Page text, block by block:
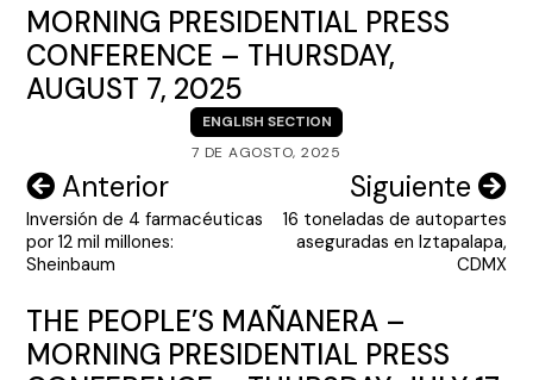
MORNING PRESIDENTIAL PRESS
CONFERENCE – THURSDAY,
AUGUST 7, 2025
ENGLISH SECTION
7 DE AGOSTO, 2025
Navegación
de
entradas
Anterior
Inversión de 4 farmacéuticas
por 12 mil millones:
Sheinbaum
Siguiente
16 toneladas de autopartes
aseguradas en Iztapalapa,
CDMX
THE PEOPLE’S MAÑANERA –
MORNING PRESIDENTIAL PRESS